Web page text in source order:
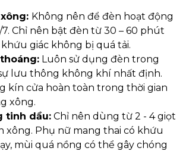
Không nên để đèn hoạt động
7. Chỉ nên bật đèn từ 30 – 60 phút
giác không bị quá tải.
Luôn sử dụng đèn trong
lưu thông không khí nhất định.
kín cửa hoàn toàn trong thời gian
xông.
tinh dầu: Chỉ nên dùng từ 2 - 4 giọt
xông. Phụ nữ mang thai có khứu
mùi quá nồng có thể gây chóng